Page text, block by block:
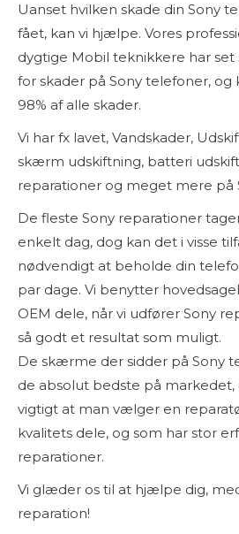
Uanset hvilken skade din Sony
fået, kan vi hjælpe. Vores
dygtige Mobil teknikkere har
for skader på Sony telefoner, og
98% af alle skader.
Vi har fx lavet, Vandskader,
skærm udskiftning, batteri
reparationer og meget mere på
De fleste Sony reparationer
enkelt dag, dog kan det i visse
nødvendigt at beholde din
par dage. Vi benytter
OEM dele, når vi udfører Sony
så godt et resultat som muligt.
De skærme der sidder på Sony
de absolut bedste på
vigtigt at man vælger en
kvalitets dele, og som har stor
reparationer.
Vi glæder os til at hjælpe dig,
reparation!